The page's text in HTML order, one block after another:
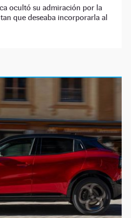
ocultó su admiración por la
que deseaba incorporarla al